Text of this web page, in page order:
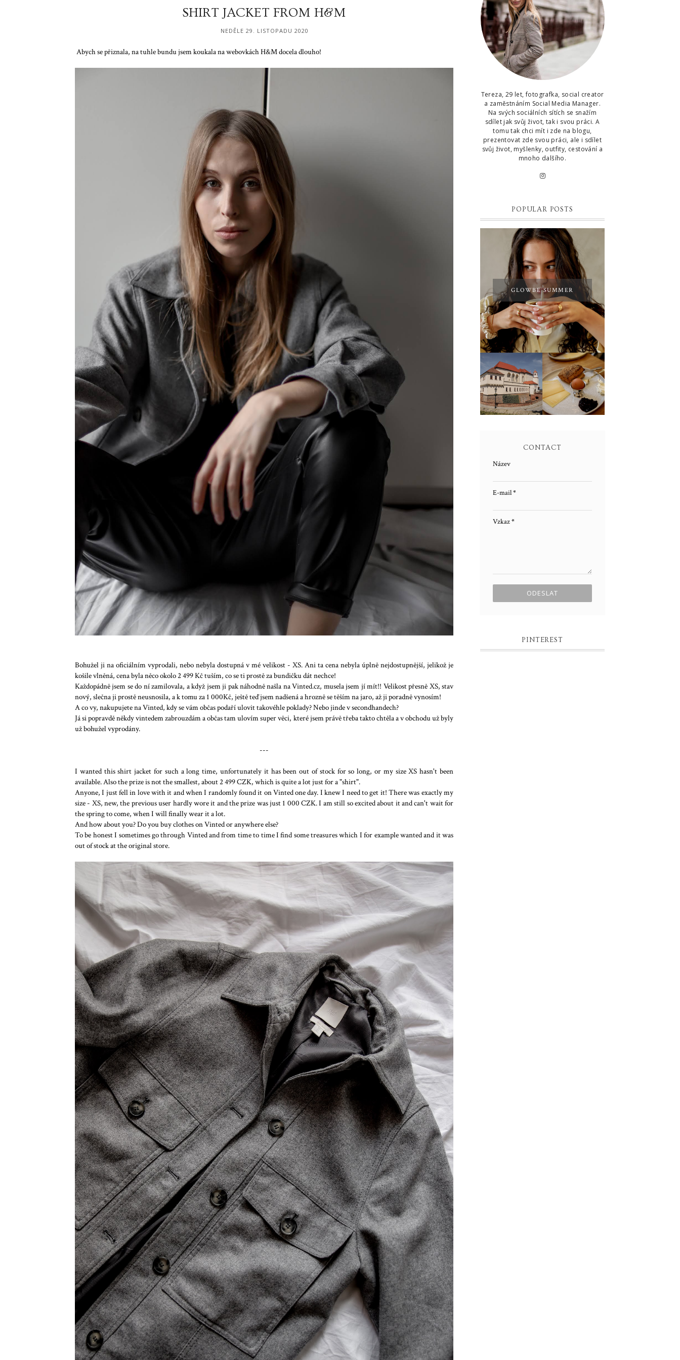
SHIRT JACKET FROM H&M
NEDĚLE 29. LISTOPADU 2020
Abych se přiznala, na tuhle bundu jsem koukala na webovkách H&M docela dlouho!
Bohužel ji na oficiálním vyprodali, nebo nebyla dostupná v mé velikost - XS. Ani ta cena nebyla úplně nejdostupnější, jelikož je
košile vlněná, cena byla něco okolo 2 499 Kč tuším, co se ti prostě za bundičku dát nechce!
Každopádně jsem se do ní zamilovala, a když jsem ji pak náhodně našla na Vinted.cz, musela jsem jí mít!! Velikost přesně XS, stav
nový, slečna ji prostě neusnosila, a k tomu za 1 000Kč, ještě teď jsem nadšená a hrozně se těším na jaro, až ji poradně vynosím!
A co vy, nakupujete na Vinted, kdy se vám občas podaří ulovit takovéhle poklady? Nebo jinde v secondhandech?
Já si popravdě někdy vintedem zabrouzdám a občas tam ulovím super věci, které jsem právě třeba takto chtěla a v obchodu už byly
už bohužel vyprodány.
---
I wanted this shirt jacket for such a long time, unfortunately it has been out of stock for so long, or my size XS hasn't been
available. Also the prize is not the smallest, about 2 499 CZK, which is quite a lot just for a "shirt".
Anyone, I just fell in love with it and when I randomly found it on Vinted one day. I knew I need to get it! There was exactly my
size - XS, new, the previous user hardly wore it and the prize was just 1 000 CZK. I am still so excited about it and can't wait for
the spring to come, when I will finally wear it a lot.
And how about you? Do you buy clothes on Vinted or anywhere else?
To be honest I sometimes go through Vinted and from time to time I find some treasures which I for example wanted and it was
out of stock at the original store.
Tereza, 29 let, fotografka, social creator
a zaměstnáním Social Media Manager.
Na svých sociálních sítích se snažím
sdílet jak svůj život, tak i svou práci. A
tomu tak chci mít i zde na blogu,
prezentovat zde svou práci, ale i sdílet
svůj život, myšlenky, outfity, cestování a
mnoho dalšího.
POPULAR POSTS
GLOWBE SUMMER
BRNO
SOLO BAKERY
&
ANTONÍNOVO
PEKAŘSTVÍ
CONTACT
Název
E-mail*
Vzkaz*
PINTEREST